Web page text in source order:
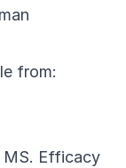
from:
MS. Efficacy